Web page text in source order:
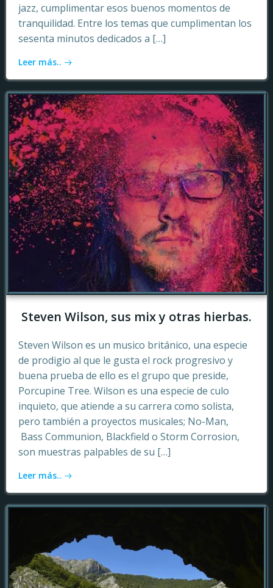
jazz, cumplimentar esos buenos momentos de
tranquilidad. Entre los temas que cumplimentan los
sesenta minutos dedicados a […]
Leer más..
Steven Wilson, sus mix y otras hierbas.
Steven Wilson es un musico británico, una especie
de prodigio al que le gusta el rock progresivo y
buena prueba de ello es el grupo que preside,
Porcupine Tree. Wilson es una especie de culo
inquieto, que atiende a su carrera como solista,
pero también a proyectos musicales; No-Man,
Bass Communion, Blackfield o Storm Corrosion,
son muestras palpables de su […]
Leer más..